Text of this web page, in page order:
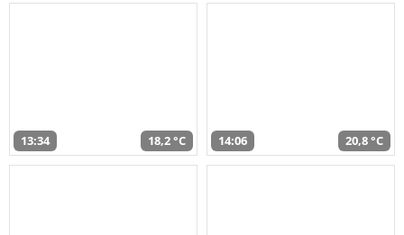
13:34 18,2 °C 14:06 20,8 °C